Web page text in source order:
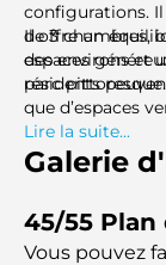
configurations.
de 3 chambres,
espaces
parc pittoresque.
Il offre un
des environs et
résidents
que d’espaces
développement.
son architecture
unités à Odessa
l’endroit idéal
Lire la suite...
Galerie
45/55
Vous pouvez